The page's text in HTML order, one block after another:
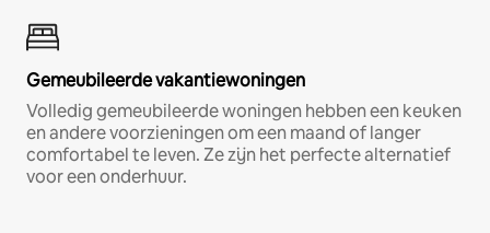
Gemeubileerde vakantiewoningen
Volledig gemeubileerde woningen hebben een keuken
en andere voorzieningen om een maand of langer
comfortabel te leven. Ze zijn het perfecte alternatief
voor een onderhuur.